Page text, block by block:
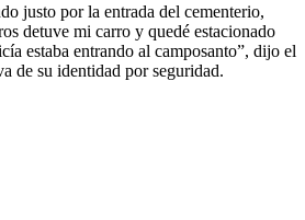
justo por la entrada del cementerio,
detuve mi carro y quedé estacionado
estaba entrando al camposanto”, dijo el
de su identidad por seguridad.